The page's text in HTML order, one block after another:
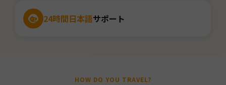
24時間日本語サポート
HOW DO YOU TRAVEL?